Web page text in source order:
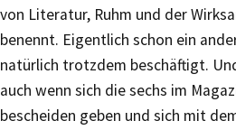
von Literatur, Ruhm und der
benennt. Eigentlich schon ein
natürlich trotzdem beschäftigt.
auch wenn sich die sechs im
bescheiden geben und sich mit